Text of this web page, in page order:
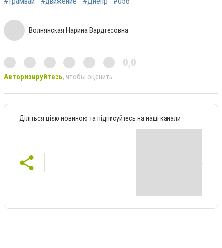
Волнянская Нарина Вардгесовна
0,0
Авторизируйтесь, чтобы оценить
Діліться цією новиною та підписуйтесь на наші канали